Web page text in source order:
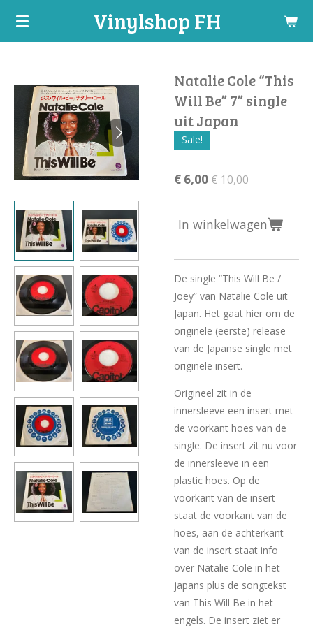
Ga
hoofdinhoud
Vinylshop FH
Natalie Cole “This
Will Be” 7” single
uit Japan
Sale!
€ 6,00€ 10,00
In winkelwagen
De single “This Will Be /
Joey” van Natalie Cole uit
Japan. Het gaat hier om de
originele (eerste) release
van de Japanse single met
originele insert.
Origineel zit in de
innersleeve een insert met
de voorkant hoes van de
single. De insert zit nu voor
de innersleeve in een
plastic hoes. Op de
voorkant van de insert
staat de voorkant van de
hoes, aan de achterkant
van de insert staat info
over Natalie Cole in het
japans plus de songtekst
van This Will Be in het
engels. De insert ziet er